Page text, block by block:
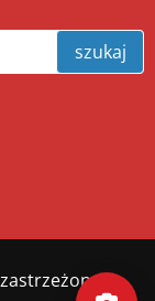
szukaj